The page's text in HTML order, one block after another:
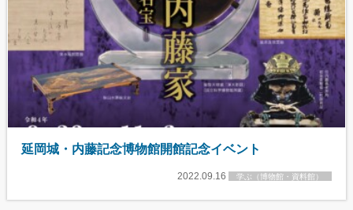
延岡城・内藤記念博物館開館記念イベント
2022.09.16 学ぶ（博物館・資料館）